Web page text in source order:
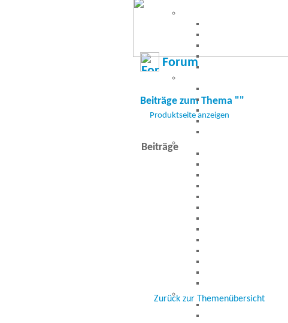
Forum
Beiträge zum Thema ""
Produktseite anzeigen
Beiträge
Zurück zur Themenübersicht